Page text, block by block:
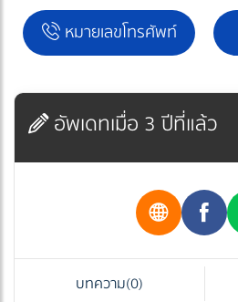
หมายเลขโทรศัพท์
อัพเดทเมื่อ 3 ปีที่แล้ว
บทความ(0)